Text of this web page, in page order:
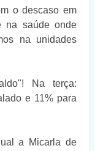
o descaso em
na saúde onde
na unidades
Na terça:
e 11% para
a Micarla de